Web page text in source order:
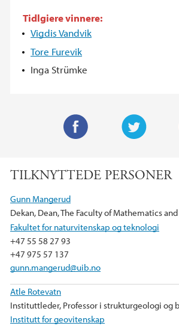
Tidlgiere vinnere:
Vigdis Vandvik
Tore Furevik
Inga Strümke
i
e
b
o
o
k
TILKNYTTEDE PERSONER
Gunn Mangerud
Dekan, Dean, The Faculty of Mathematics
Fakultet for naturvitenskap og teknologi
+47 55 58 27 93
+47 975 57 137
gunn.mangerud@uib.no
Atle Rotevatn
Instituttleder, Professor i strukturgeologi og
Institutt for geovitenskap